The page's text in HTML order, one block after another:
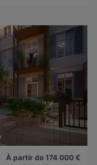
À partir de 174 000 €